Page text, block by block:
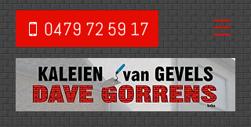
0479 72 59 17